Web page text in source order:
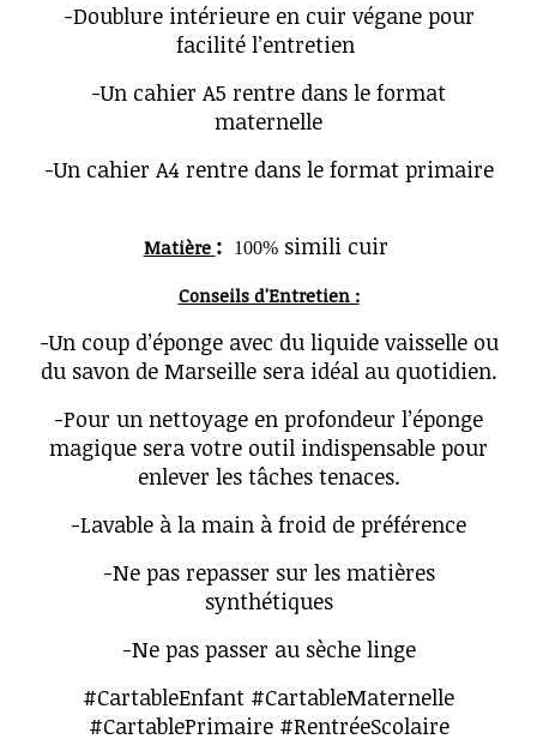
-Doublure intérieure en cuir végane pour
facilité l’entretien
-Un cahier A5 rentre dans le format
maternelle
-Un cahier A4 rentre dans le format primaire
Matière : 100%simili cuir
Conseils d'Entretien :
-Un coup d’éponge avec du liquide vaisselle ou
du savon de Marseille sera idéal au quotidien.
-Pour un nettoyage en profondeur l’éponge
magique sera votre outil indispensable pour
enlever les tâches tenaces.
-Lavable à la main à froid de préférence
-Ne pas repasser sur les matières
synthétiques
-Ne pas passer au sèche linge
#CartableEnfant #CartableMaternelle
#CartablePrimaire #RentréeScolaire